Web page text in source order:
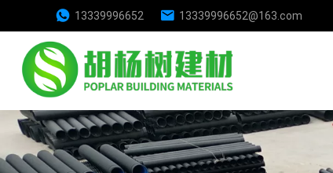
13339996652 13339996652@163.com